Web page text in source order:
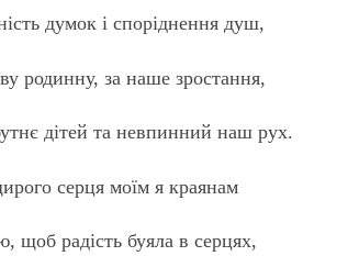
думок і споріднення душ,
родинну, за наше зростання,
дітей та невпинний наш рух.
серця моїм я краянам
щоб радість буяла в серцях,